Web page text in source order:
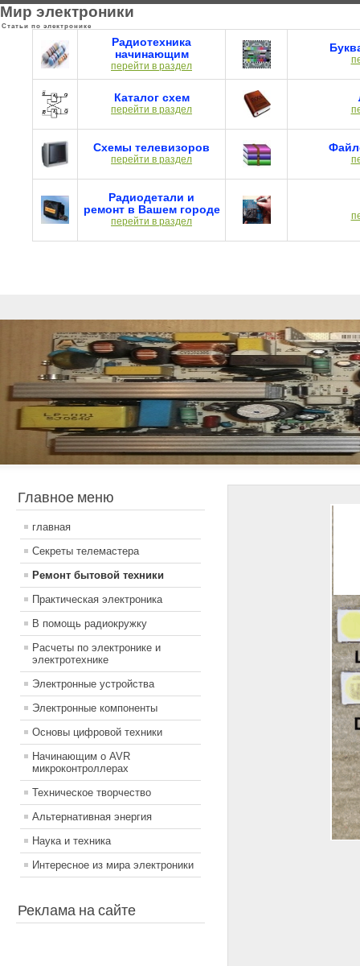
Мир электроники
Статьи по электронике
Радиотехника
начинающим
перейти в раздел
Каталог схем
перейти в раздел
Схемы телевизоров
перейти в раздел
Радиодетали и
ремонт в Вашем городе
перейти в раздел
Главное меню
главная
Секреты телемастера
Ремонт бытовой техники
Практическая электроника
В помощь радиокружку
Расчеты по электронике и
электротехнике
Электронные устройства
Электронные компоненты
Основы цифровой техники
Начинающим о AVR
микроконтроллерах
Техническое творчество
Альтернативная энергия
Наука и техника
Интересное из мира электроники
Реклама на сайте